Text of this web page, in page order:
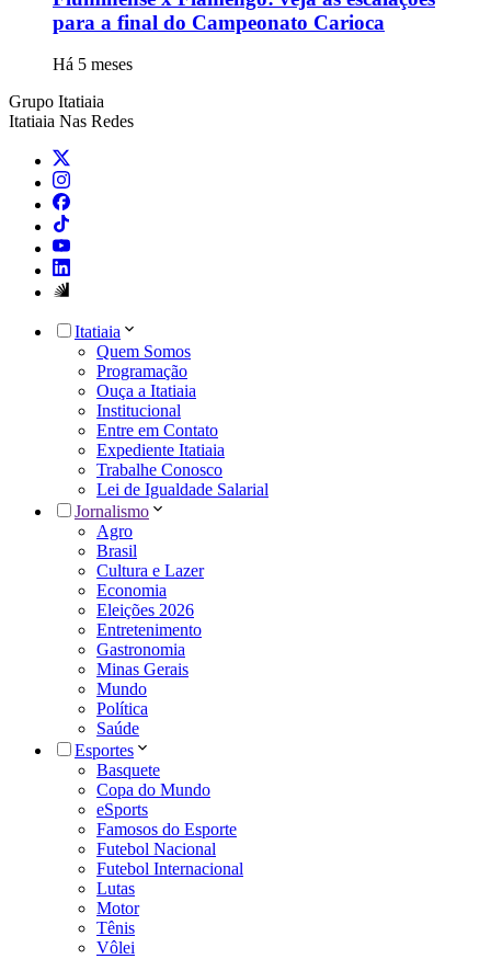
para a final do Campeonato Carioca
Há 5 meses
Grupo Itatiaia
Itatiaia Nas Redes
Itatiaia
Quem Somos
Programação
Ouça a Itatiaia
Institucional
Entre em Contato
Expediente Itatiaia
Trabalhe Conosco
Lei de Igualdade Salarial
Jornalismo
Agro
Brasil
Cultura e Lazer
Economia
Eleições 2026
Entretenimento
Gastronomia
Minas Gerais
Mundo
Política
Saúde
Esportes
Basquete
Copa do Mundo
eSports
Famosos do Esporte
Futebol Nacional
Futebol Internacional
Lutas
Motor
Tênis
Vôlei